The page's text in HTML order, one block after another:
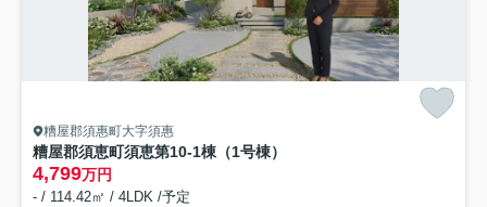
糟屋郡須惠町大字須惠
糟屋郡須恵町須恵第10-1棟（1号棟）
4,799万円
- / 114.42㎡ / 4LDK /予定